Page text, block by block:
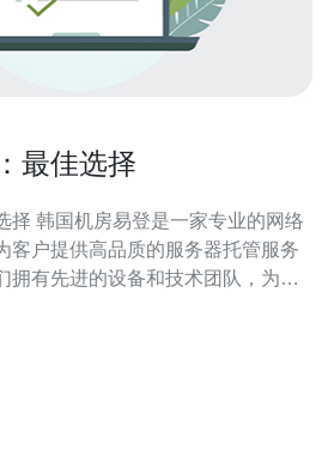
最佳选择
的网络
客户提供高品质的服务器托管服务
拥有先进的设备和技术团队，为客
术团队，能够及时响应客户需求，